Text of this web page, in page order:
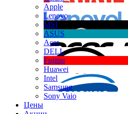
Apple
Lenovo
MSI
ASUS
Acer
DELL
Fujitsu
Huawei
Intel
Samsung
Sony Vaio
Цены